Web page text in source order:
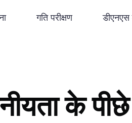
गति परीक्षण
के